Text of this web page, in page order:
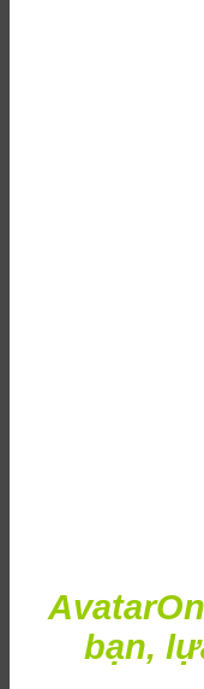
bạn,